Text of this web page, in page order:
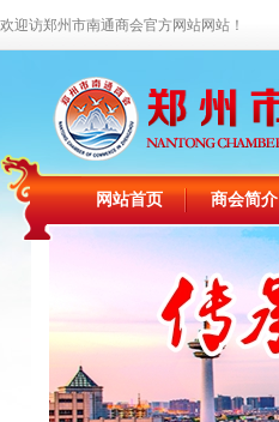
欢迎访郑州市南通商会官方网站网站！
网站首页 商会简介